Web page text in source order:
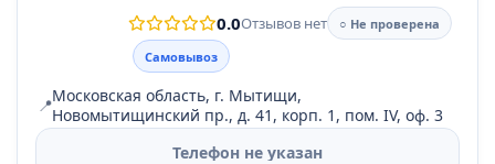
0.0Отзывов нет
○ Не проверена
Самовывоз
📍Московская область, г. Мытищи,
Новомытищинский пр., д. 41, корп. 1, пом. IV, оф. 3
Телефон не указан